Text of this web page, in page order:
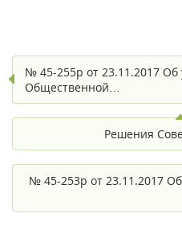
№ 45-255р от 23.11.2017
Общественной…
Решения
№ 45-253р от 23.11.2017